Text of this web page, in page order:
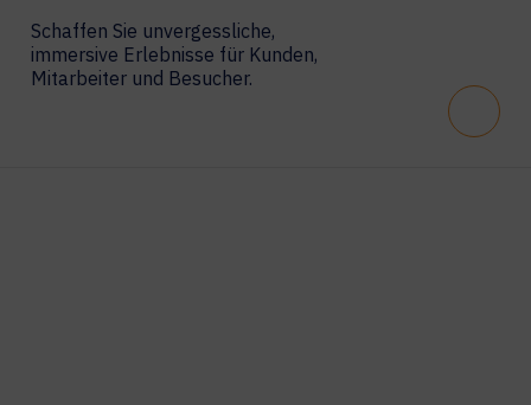
Schaffen Sie unvergessliche,
immersive Erlebnisse für Kunden,
Mitarbeiter und Besucher.